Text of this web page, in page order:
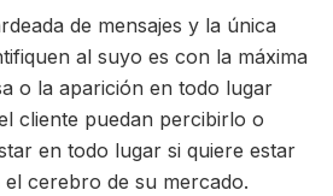
de mensajes y la única
al suyo es con la máxima
o la aparición en todo lugar
cliente puedan percibirlo o
en todo lugar si quiere estar
cerebro de su mercado.